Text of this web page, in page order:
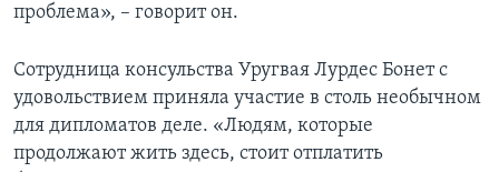
проблема», – говорит он.
Сотрудница консульства Уругвая Лурдес Бонет с
удовольствием приняла участие в столь необычном
для дипломатов деле. «Людям, которые
продолжают жить здесь, стоит отплатить